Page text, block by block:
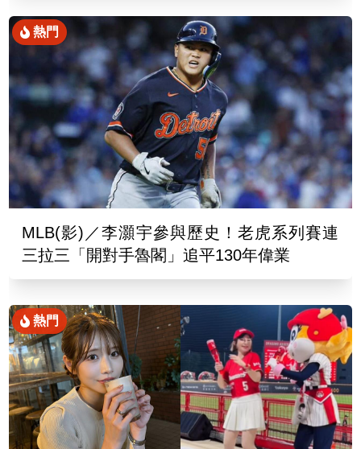
熱門
MLB(影)／李灝宇參與歷史！老虎系列賽連
三拉三「開對手魯閣」追平130年偉業
熱門